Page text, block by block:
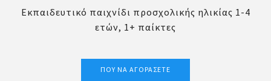
Εκπαιδευτικό παιχνίδι προσχολικής ηλικίας 1-4
ετών, 1+ παίκτες
ΠΟΎ ΝΑ ΑΓΟΡΆΣΕΤΕ